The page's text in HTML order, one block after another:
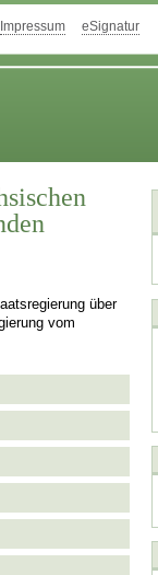
Impressum eSignatur
über
vom